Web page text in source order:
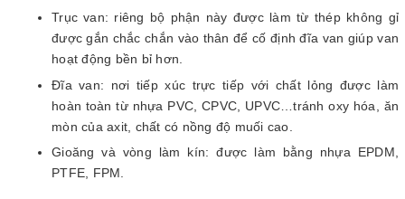
Trục van: riêng bộ phận này được làm từ thép không gỉ
được gắn chắc chắn vào thân để cố định đĩa van giúp van
hoạt động bền bỉ hơn.
Đĩa van: nơi tiếp xúc trực tiếp với chất lỏng được làm
hoàn toàn từ nhựa PVC, CPVC, UPVC…tránh oxy hóa, ăn
mòn của axit, chất có nồng độ muối cao.
Gioăng và vòng làm kín: được làm bằng nhựa EPDM,
PTFE, FPM.